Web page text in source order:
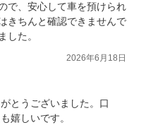
で、安心して車を預けられ
きちんと確認できませんで
した。
2026年6月18日
とうございました。口
嬉しいです。